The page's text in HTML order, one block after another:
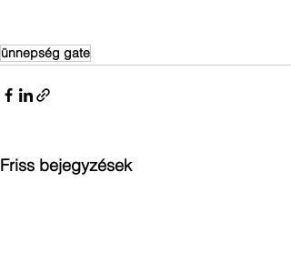
ünnepség gate
Friss bejegyzések